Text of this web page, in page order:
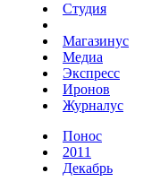
Студия
Магазинус
Медиа
Экспресс
Иронов
Журналус
Понос
2011
Декабрь